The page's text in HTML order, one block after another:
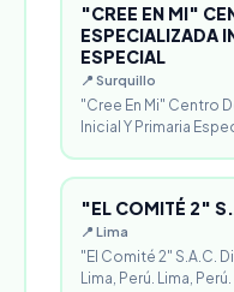
"CREE EN MI"
ESPECIALIZADA
ESPECIAL
📍 Surquillo
"Cree En Mi" Centro
Inicial Y Primaria
"EL COMITÉ 2"
📍 Lima
"El Comité 2" S.A.C.
Lima, Perú. Lima,